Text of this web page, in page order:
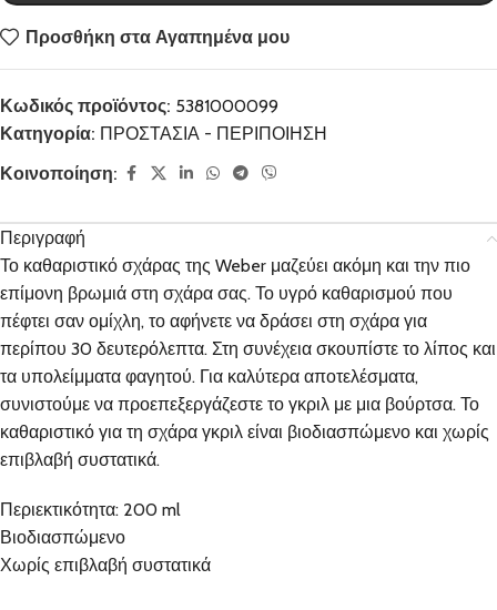
Προσθήκη στα Αγαπημένα μου
Κωδικός προϊόντος: 5381000099
Κατηγορία: ΠΡΟΣΤΑΣΙΑ - ΠΕΡΙΠΟΙΗΣΗ
Κοινοποίηση:
Περιγραφή
Το καθαριστικό σχάρας της Weber μαζεύει ακόμη και την πιο
επίμονη βρωμιά στη σχάρα σας. Το υγρό καθαρισμού που
πέφτει σαν ομίχλη, το αφήνετε να δράσει στη σχάρα για
περίπου 30 δευτερόλεπτα. Στη συνέχεια σκουπίστε το λίπος και
τα υπολείμματα φαγητού. Για καλύτερα αποτελέσματα,
συνιστούμε να προεπεξεργάζεστε το γκριλ με μια βούρτσα. Το
καθαριστικό για τη σχάρα γκριλ είναι βιοδιασπώμενο και χωρίς
επιβλαβή συστατικά.
Περιεκτικότητα: 200 ml
Βιοδιασπώμενο
Χωρίς επιβλαβή συστατικά